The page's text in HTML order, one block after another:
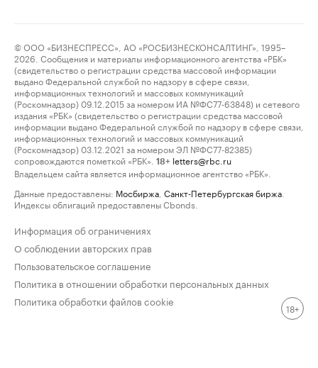
© ООО «БИЗНЕСПРЕСС», АО «РОСБИЗНЕСКОНСАЛТИНГ», 1995–
2026. Сообщения и материалы информационного агентства «РБК»
(свидетельство о регистрации средства массовой информации
выдано Федеральной службой по надзору в сфере связи,
информационных технологий и массовых коммуникаций
(Роскомнадзор) 09.12.2015 за номером ИА №ФС77-63848) и сетевого
издания «РБК» (свидетельство о регистрации средства массовой
информации выдано Федеральной службой по надзору в сфере связи,
информационных технологий и массовых коммуникаций
(Роскомнадзор) 03.12.2021 за номером ЭЛ №ФС77-82385)
сопровождаются пометкой «РБК».
18+ letters@rbc.ru
Владельцем сайта является информационное агентство «РБК».
Данные предоставлены: Мосбиржа Санкт-Петербургская биржа
Индексы облигаций предоставлены Cbonds.
Информация об ограничениях
О соблюдении авторских прав
Пользовательское соглашение
Политика в отношении обработки персональных данных
Политика обработки файлов cookie
18+